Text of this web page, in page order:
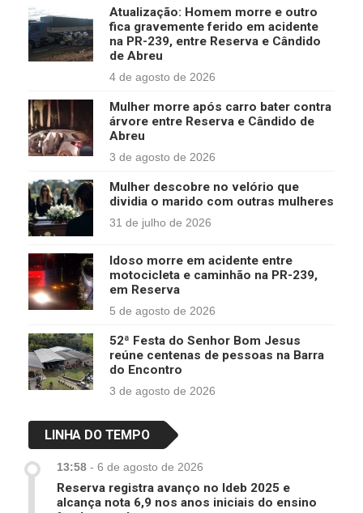
Atualização: Homem morre e outro
fica gravemente ferido em acidente
na PR-239, entre Reserva e Cândido
de Abreu
4 de agosto de 2026
Mulher morre após carro bater contra
árvore entre Reserva e Cândido de
Abreu
3 de agosto de 2026
Mulher descobre no velório que
dividia o marido com outras mulheres
31 de julho de 2026
Idoso morre em acidente entre
motocicleta e caminhão na PR-239,
em Reserva
5 de agosto de 2026
52ª Festa do Senhor Bom Jesus
reúne centenas de pessoas na Barra
do Encontro
3 de agosto de 2026
LINHA DO TEMPO
13:58 - 6 de agosto de 2026
Reserva registra avanço no Ideb 2025 e
alcança nota 6,9 nos anos iniciais do ensino